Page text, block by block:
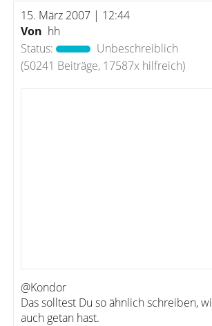
15. März 2007 | 12:44
Von hh
Status:
Unbeschreiblich
(50241 Beiträge, 17587x hilfreich)
@Kondor
Das solltest Du so ähnlich schreiben,
auch getan hast.